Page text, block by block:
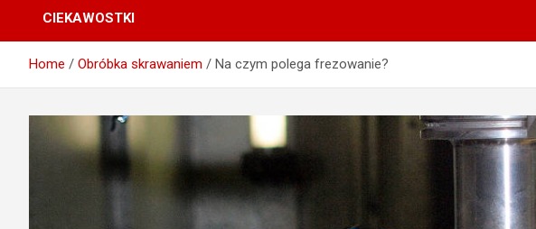
CIEKAWOSTKI
Home Obróbka skrawaniem Na czym polega frezowanie?